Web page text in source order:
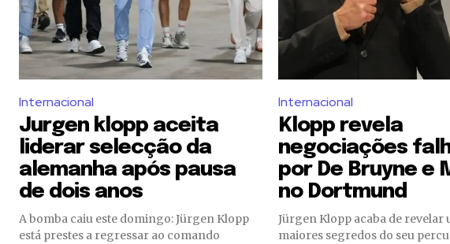
Internacional
Jurgen klopp aceita
liderar selecção da
alemanha após pausa
de dois anos
A bomba caiu este domingo: Jürgen Klopp
está prestes a regressar ao comando
Internacional
Klopp revela
negociações
por De Bruyne e
no Dortmund
Jürgen Klopp acaba de revelar
maiores segredos do seu